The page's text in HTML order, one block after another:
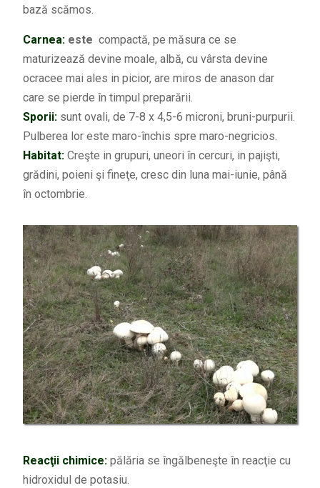
bază scămos.
Carnea: este compactă, pe măsura ce se
maturizează devine moale, albă, cu vârsta devine
ocracee mai ales in picior, are miros de anason dar
care se pierde în timpul preparării.
Sporii:sunt ovali, de 7-8 x 4,5-6 microni, bruni-purpurii.
Pulberea lor este maro-închis spre maro-negricios.
Habitat:Creşte in grupuri, uneori în cercuri, in pajişti,
grădini, poieni şi fineţe, cresc din luna mai-iunie, până
în octombrie.
Reacţii chimice:pălăria se îngălbeneşte în reacţie cu
hidroxidul de potasiu.